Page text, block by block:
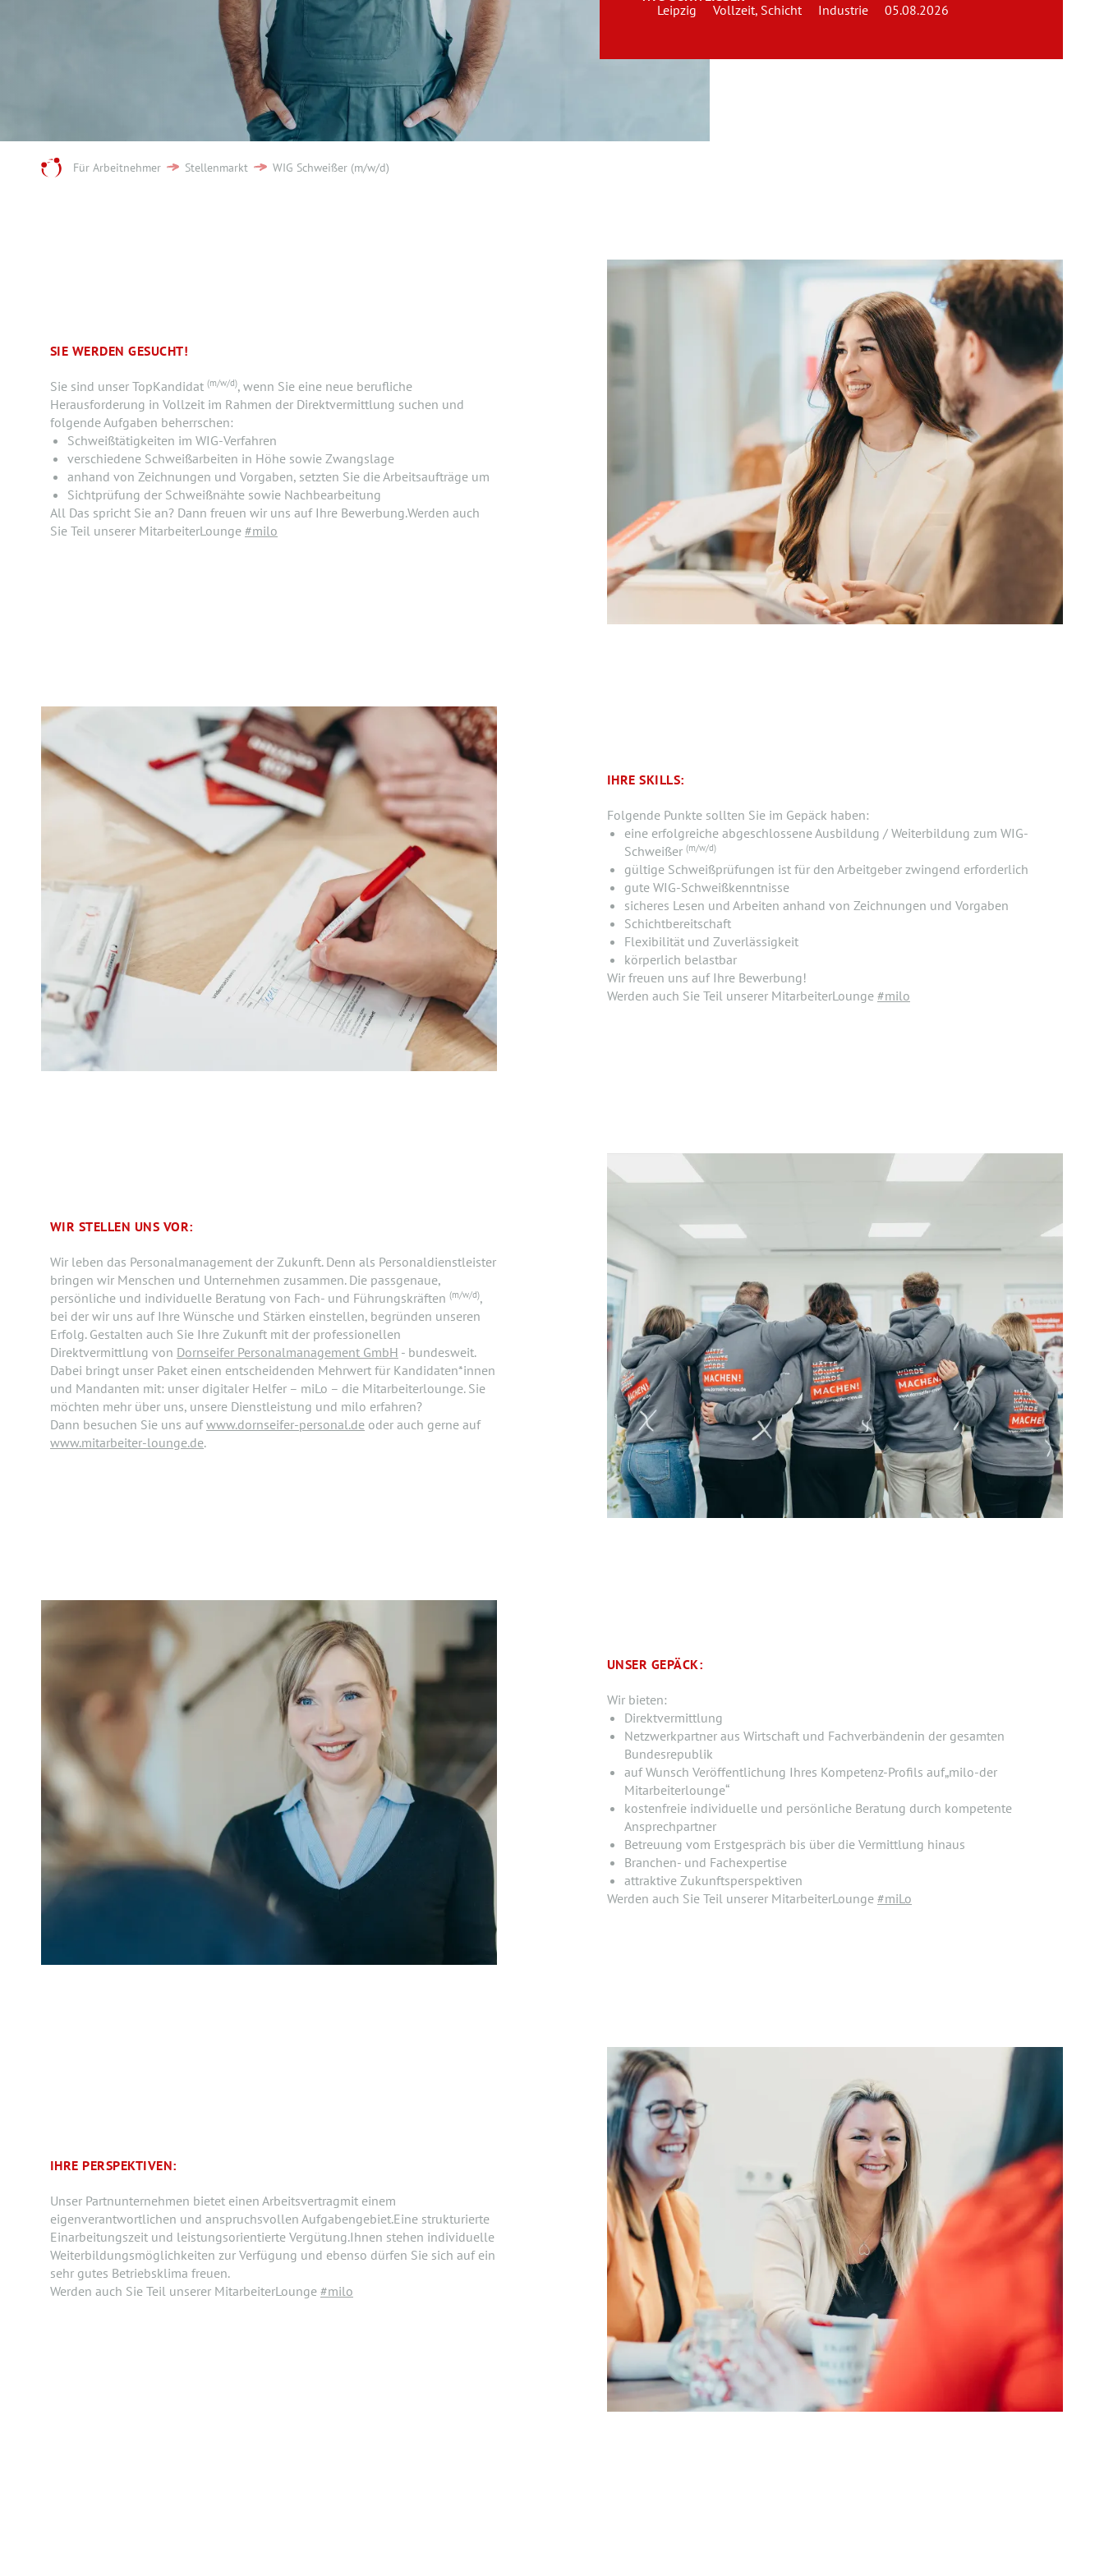
Leipzig Vollzeit, Schicht Industrie 05.08.2026
Für Arbeitnehmer Stellenmarkt WIG Schweißer (m/w/d)
SIE WERDEN GESUCHT!
Sie sind unser TopKandidat (m/w/d), wenn Sie eine neue berufliche
Herausforderung in Vollzeit im Rahmen der Direktvermittlung suchen und
folgende Aufgaben beherrschen:
Schweißtätigkeiten im WIG-Verfahren
verschiedene Schweißarbeiten in Höhe sowie Zwangslage
anhand von Zeichnungen und Vorgaben, setzten Sie die Arbeitsaufträge um
Sichtprüfung der Schweißnähte sowie Nachbearbeitung
All Das spricht Sie an? Dann freuen wir uns auf Ihre Bewerbung.Werden auch
Sie Teil unserer MitarbeiterLounge #milo
IHRE SKILLS:
Folgende Punkte sollten Sie im Gepäck haben:
eine erfolgreiche abgeschlossene Ausbildung / Weiterbildung zum WIG-
Schweißer (m/w/d)
gültige Schweißprüfungen ist für den Arbeitgeber zwingend erforderlich
gute WIG-Schweißkenntnisse
sicheres Lesen und Arbeiten anhand von Zeichnungen und Vorgaben
Schichtbereitschaft
Flexibilität und Zuverlässigkeit
körperlich belastbar
Wir freuen uns auf Ihre Bewerbung!
Werden auch Sie Teil unserer MitarbeiterLounge #milo
WIR STELLEN UNS VOR:
Wir leben das Personalmanagement der Zukunft. Denn als Personaldienstleister
bringen wir Menschen und Unternehmen zusammen. Die passgenaue,
persönliche und individuelle Beratung von Fach- und Führungskräften (m/w/d),
bei der wir uns auf Ihre Wünsche und Stärken einstellen, begründen unseren
Erfolg. Gestalten auch Sie Ihre Zukunft mit der professionellen
Direktvermittlung von Dornseifer Personalmanagement GmbH - bundesweit.
Dabei bringt unser Paket einen entscheidenden Mehrwert für Kandidaten*innen
und Mandanten mit: unser digitaler Helfer – miLo – die Mitarbeiterlounge. Sie
möchten mehr über uns, unsere Dienstleistung und milo erfahren?
Dann besuchen Sie uns aufwww.dornseifer-personal.de oder auch gerne auf
www.mitarbeiter-lounge.de.
UNSER GEPÄCK:
Wir bieten:
Direktvermittlung
Netzwerkpartner aus Wirtschaft und Fachverbändenin der gesamten
Bundesrepublik
auf Wunsch Veröffentlichung Ihres Kompetenz-Profils auf„milo-der
Mitarbeiterlounge“
kostenfreie individuelle und persönliche Beratung durch kompetente
Ansprechpartner
Betreuung vom Erstgespräch bis über die Vermittlung hinaus
Branchen- und Fachexpertise
attraktive Zukunftsperspektiven
Werden auch Sie Teil unserer MitarbeiterLounge #miLo
IHRE PERSPEKTIVEN:
Unser Partnunternehmen bietet einen Arbeitsvertragmit einem
eigenverantwortlichen und anspruchsvollen Aufgabengebiet.Eine strukturierte
Einarbeitungszeit und leistungsorientierte Vergütung.Ihnen stehen individuelle
Weiterbildungsmöglichkeiten zur Verfügung und ebenso dürfen Sie sich auf ein
sehr gutes Betriebsklima freuen.
Werden auch Sie Teil unserer MitarbeiterLounge #milo
Team
Kontakt